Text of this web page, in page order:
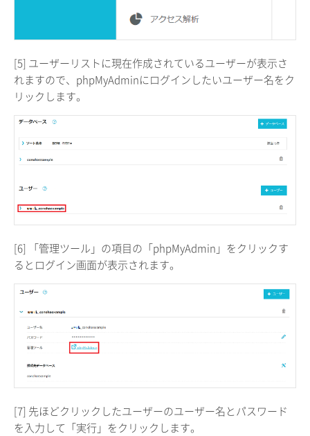
[5] ユーザーリストに現在作成されているユーザーが表示さ
れますので、phpMyAdminにログインしたいユーザー名をク
リックします。
[6] 「管理ツール」の項目の「phpMyAdmin」をクリックす
るとログイン画面が表示されます。
[7] 先ほどクリックしたユーザーのユーザー名とパスワード
を入力して「実行」をクリックします。